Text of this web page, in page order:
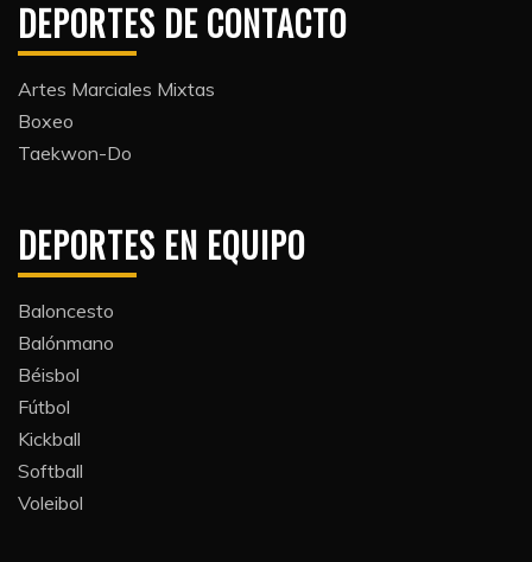
DEPORTES DE CONTACTO
Artes Marciales Mixtas
Boxeo
Taekwon-Do
DEPORTES EN EQUIPO
Baloncesto
Balónmano
Béisbol
Fútbol
Kickball​
Softball​
Voleibol​